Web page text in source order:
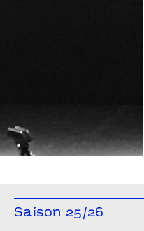
Saison 25/26